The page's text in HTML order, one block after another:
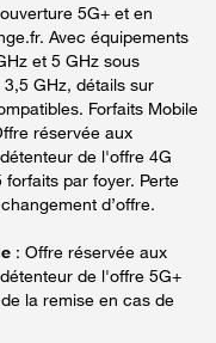
5G+ et en
Avec équipements
et 5 GHz sous
GHz, détails sur
Forfaits Mobile
réservée aux
de l'offre 4G
par foyer. Perte
d’offre.
: Offre réservée aux
de l'offre 5G+
la remise en cas de